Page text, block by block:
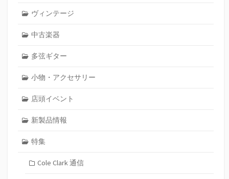
ヴィンテージ
中古楽器
多弦ギター
小物・アクセサリー
店頭イベント
新製品情報
特集
Cole Clark 通信